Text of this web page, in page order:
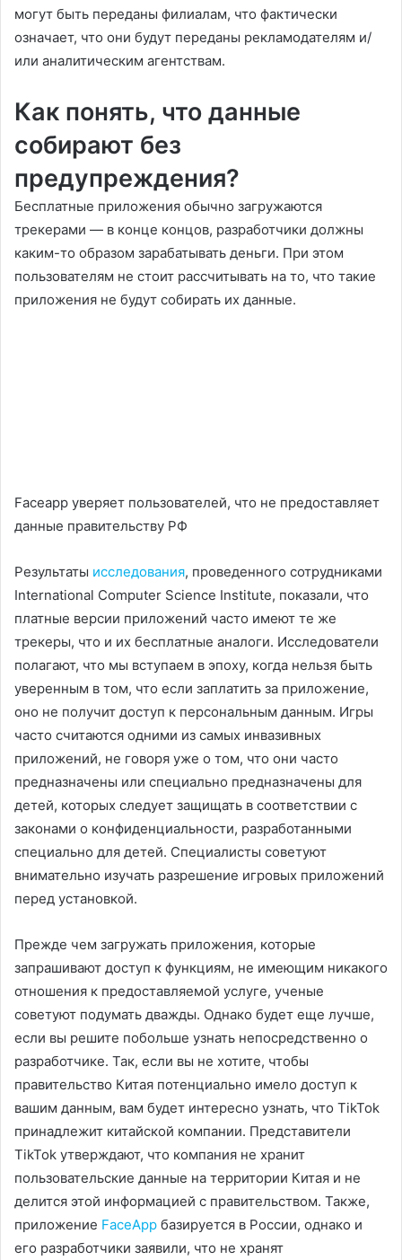
могут быть переданы филиалам, что фактически
означает, что они будут переданы рекламодателям и/
или аналитическим агентствам.
Как понять, что данные
собирают без
предупреждения?
Бесплатные приложения обычно загружаются
трекерами — в конце концов, разработчики должны
каким-то образом зарабатывать деньги. При этом
пользователям не стоит рассчитывать на то, что такие
приложения не будут собирать их данные.
Faceapp уверяет пользователей, что не предоставляет
данные правительству РФ
Результаты исследования, проведенного сотрудниками
International Computer Science Institute, показали, что
платные версии приложений часто имеют те же
трекеры, что и их бесплатные аналоги. Исследователи
полагают, что мы вступаем в эпоху, когда нельзя быть
уверенным в том, что если заплатить за приложение,
оно не получит доступ к персональным данным. Игры
часто считаются одними из самых инвазивных
приложений, не говоря уже о том, что они часто
предназначены или специально предназначены для
детей, которых следует защищать в соответствии с
законами о конфиденциальности, разработанными
специально для детей. Специалисты советуют
внимательно изучать разрешение игровых приложений
перед установкой.
Прежде чем загружать приложения, которые
запрашивают доступ к функциям, не имеющим никакого
отношения к предоставляемой услуге, ученые
советуют подумать дважды. Однако будет еще лучше,
если вы решите побольше узнать непосредственно о
разработчике. Так, если вы не хотите, чтобы
правительство Китая потенциально имело доступ к
вашим данным, вам будет интересно узнать, что TikTok
принадлежит китайской компании. Представители
TikTok утверждают, что компания не хранит
пользовательские данные на территории Китая и не
делится этой информацией с правительством. Также,
приложение FaceApp базируется в России, однако и
его разработчики заявили, что не хранят